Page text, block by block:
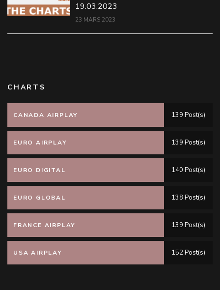
19.03.2023
23 MARS 2023
CHARTS
CANADA AIRPLAY 139 Post(s)
EURO AIRPLAY 139 Post(s)
EURO DIGITAL 140 Post(s)
EURO GLOBAL 138 Post(s)
FRANCE AIRPLAY 139 Post(s)
USA AIRPLAY 152 Post(s)